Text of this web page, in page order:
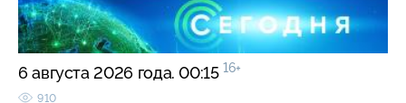
6 августа 2026 года. 00:15 16+
910